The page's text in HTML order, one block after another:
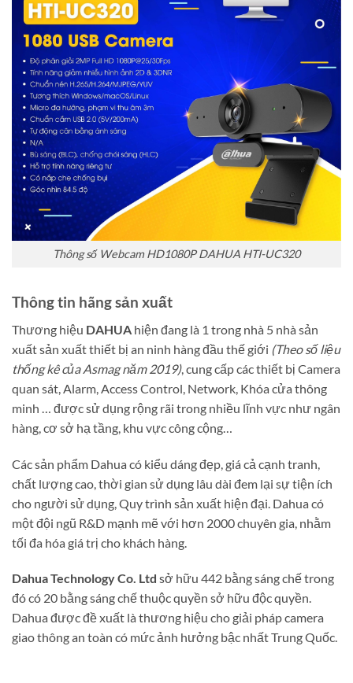
Thông số Webcam HD1080P DAHUA HTI-UC320
Thông tin hãng sản xuất
Thương hiệu DAHUA hiện đang là 1 trong nhà 5 nhà sản
xuất sản xuất thiết bị an ninh hàng đầu thế giới (Theo số liệu
thống kê của Asmag năm 2019), cung cấp các thiết bị Camera
quan sát, Alarm, Access Control, Network, Khóa cửa thông
minh … được sử dụng rộng rãi trong nhiều lĩnh vực như ngân
hàng, cơ sở hạ tầng, khu vực công cộng…
Các sản phẩm Dahua có kiểu dáng đẹp, giá cả cạnh tranh,
chất lượng cao, thời gian sử dụng lâu dài đem lại sự tiện ích
cho người sử dụng, Quy trình sản xuất hiện đại. Dahua có
một đội ngũ R&D mạnh mẽ với hơn 2000 chuyên gia, nhằm
tối đa hóa giá trị cho khách hàng.
Dahua Technology Co. Ltd sở hữu 442 bằng sáng chế trong
đó có 20 bằng sáng chế thuộc quyền sở hữu độc quyền.
Dahua được đề xuất là thương hiệu cho giải pháp camera
giao thông an toàn có mức ảnh hưởng bậc nhất Trung Quốc.